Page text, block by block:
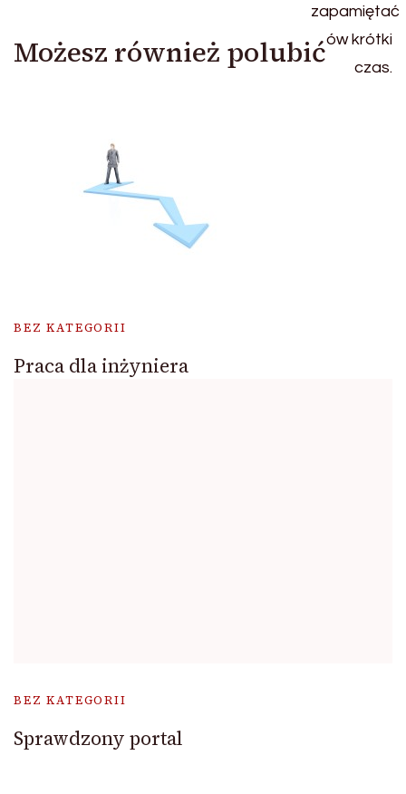
Możesz również polubić
BEZ KATEGORII
Praca dla inżyniera
BEZ KATEGORII
Sprawdzony portal